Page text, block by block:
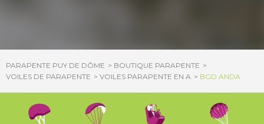
PARAPENTE PUY DE DÔME
BOUTIQUE PARAPENTE
VOILES DE PARAPENTE
VOILES PARAPENTE EN A BGD ANDA